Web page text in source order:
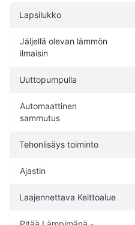
Lapsilukko
Jäljellä olevan lämmön
ilmaisin
Uuttopumpulla
Automaattinen
sammutus
Tehonlisäys toiminto
Ajastin
Laajennettava Keittoalue